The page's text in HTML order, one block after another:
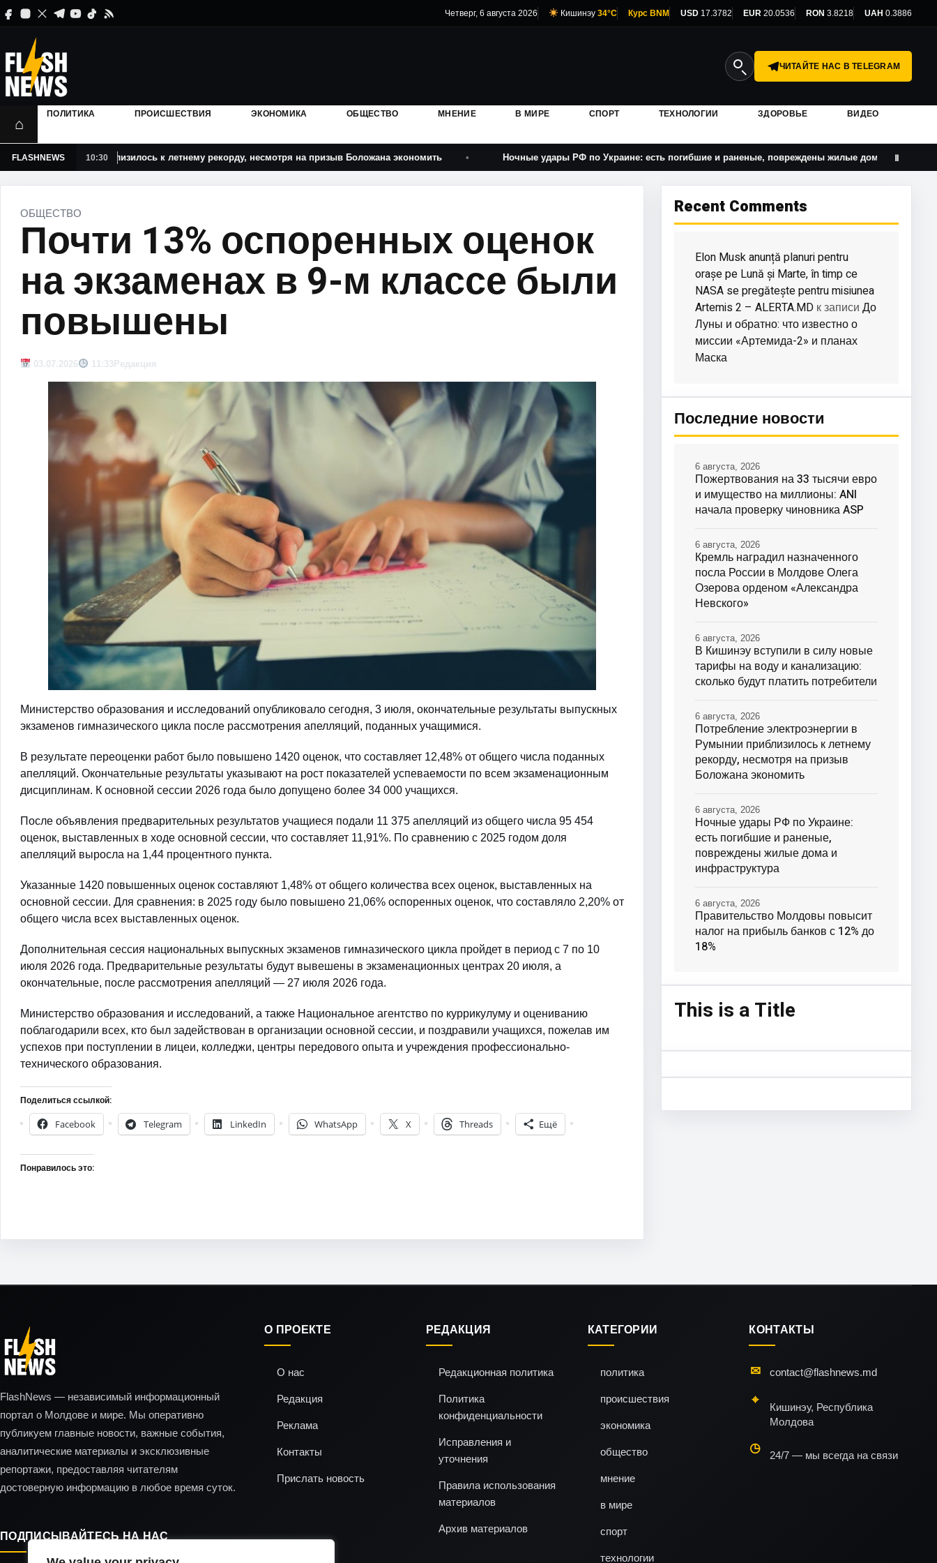
Четверг, 6 августа 2026 Кишинэу 34°C Курс BNM USD 17.3782 EUR 20.0536 RON 3.8218 UAH 0.3886
ЧИТАЙТЕ НАС В TELEGRAM
⌂
ПОЛИТИКА ПРОИСШЕСТВИЯ ЭКОНОМИКА ОБЩЕСТВО МНЕНИЕ В МИРЕ СПОРТ ТЕХНОЛОГИИ ЗДОРОВЬЕ ВИДЕО
FLASHNEWS 10:30
приблизилось к летнему рекорду, несмотря на призыв Боложана экономить Ночные удары РФ по Украине: есть погибшие и раненые, повреждены жилые дома и инфраструктура
Ⅱ
ОБЩЕСТВО
Почти 13% оспоренных оценок
на экзаменах в 9-м классе были
повышены
03.07.2026 11:33 Редакция
Министерство образования и исследований опубликовало сегодня, 3 июля, окончательные результаты выпускных
экзаменов гимназического цикла после рассмотрения апелляций, поданных учащимися.
В результате переоценки работ было повышено 1420 оценок, что составляет 12,48% от общего числа поданных
апелляций. Окончательные результаты указывают на рост показателей успеваемости по всем экзаменационным
дисциплинам. К основной сессии 2026 года было допущено более 34 000 учащихся.
После объявления предварительных результатов учащиеся подали 11 375 апелляций из общего числа 95 454
оценок, выставленных в ходе основной сессии, что составляет 11,91%. По сравнению с 2025 годом доля
апелляций выросла на 1,44 процентного пункта.
Указанные 1420 повышенных оценок составляют 1,48% от общего количества всех оценок, выставленных на
основной сессии. Для сравнения: в 2025 году было повышено 21,06% оспоренных оценок, что составляло 2,20% от
общего числа всех выставленных оценок.
Дополнительная сессия национальных выпускных экзаменов гимназического цикла пройдет в период с 7 по 10
июля 2026 года. Предварительные результаты будут вывешены в экзаменационных центрах 20 июля, а
окончательные, после рассмотрения апелляций — 27 июля 2026 года.
Министерство образования и исследований, а также Национальное агентство по куррикулуму и оцениванию
поблагодарили всех, кто был задействован в организации основной сессии, и поздравили учащихся, пожелав им
успехов при поступлении в лицеи, колледжи, центры передового опыта и учреждения профессионально-
технического образования.
Поделиться ссылкой:
Facebook
Telegram LinkedIn WhatsApp X Threads Ещё
Понравилось это:
Recent Comments
Elon Musk anunță planuri pentru
orașe pe Lună și Marte, în timp ce
NASA se pregătește pentru misiunea
Artemis 2 – ALERTA.MD к записи До
Луны и обратно: что известно о
миссии «Артемида-2» и планах
Маска
Последние новости
Пожертвования на 33 тысячи евро
и имущество на миллионы: ANI
начала проверку чиновника ASP
6 августа, 2026
Кремль наградил назначенного
посла России в Молдове Олега
Озерова орденом «Александра
Невского»
6 августа, 2026
В Кишинэу вступили в силу новые
тарифы на воду и канализацию:
сколько будут платить потребители
6 августа, 2026
Потребление электроэнергии в
Румынии приблизилось к летнему
рекорду, несмотря на призыв
Боложана экономить
6 августа, 2026
Ночные удары РФ по Украине:
есть погибшие и раненые,
повреждены жилые дома и
инфраструктура
6 августа, 2026
Правительство Молдовы повысит
налог на прибыль банков с 12% до
18%
6 августа, 2026
This is a Title
FlashNews — независимый информационный
портал о Молдове и мире. Мы оперативно
публикуем главные новости, важные события,
аналитические материалы и эксклюзивные
репортажи, предоставляя читателям
достоверную информацию в любое время суток.
ПОДПИСЫВАЙТЕСЬ НА НАС
О ПРОЕКТЕ
О нас
Редакция
Реклама
Контакты
Прислать новость
РЕДАКЦИЯ
Редакционная политика
Политика
конфиденциальности
Исправления и
уточнения
Правила использования
материалов
Архив материалов
КАТЕГОРИИ
политика
происшествия
экономика
общество
мнение
в мире
спорт
технологии
КОНТАКТЫ
contact@flashnews.md
Кишинэу, Республика
Молдова
24/7 — мы всегда на связи